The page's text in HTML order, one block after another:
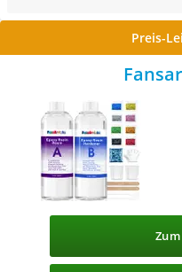
Preis-